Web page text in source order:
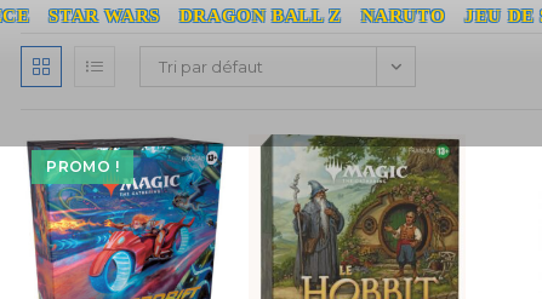
STAR WARS DRAGON BALL Z NARUTO JEU DE
Tri par défaut
PROMO !